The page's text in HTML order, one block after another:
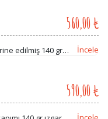
560,00 ₺
edilmiş 140 gr
İncele
590,00 ₺